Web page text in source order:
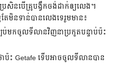
រសិន​បើ​គ្រូ​បង្វឹក​ចង់​ដាក់​ឲ្យ​លេង​។
មិន​ទាន់​បាន​លេង​ទេ​រួម​មាន៖​
ប់​មក​ចូល​ទីលាន​វិញ​នា​ប្រកួត​បន្ទាប់​ប៉ះ
ា​ប៉ះ Getafe ​ទើប​អាច​ចូល​ទីលាន​បាន​